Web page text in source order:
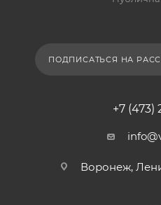
ПОДПИСАТЬСЯ НА
+7 (473)
Воронеж,